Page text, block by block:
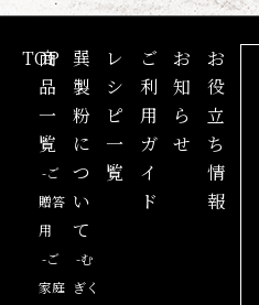
TOP
商
品
一
覧
-ご
贈答
用
-ご
家庭
巽
製
粉
に
つ
い
て
-む
ぎく
レ
シ
ピ
一
覧
ご
利
用
ガ
イ
ド
お
知
ら
せ
お
役
立
ち
情
報